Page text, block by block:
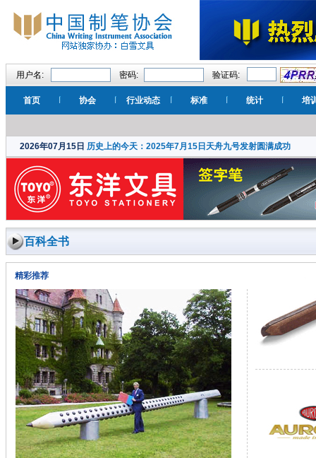
用户名: 密码: 验证码:
首页 协会 行业动态 标准 统计 培
2026年07月15日 历史上的今天：2025年7月15日天舟九号发射圆满成功
百科全书
精彩推荐